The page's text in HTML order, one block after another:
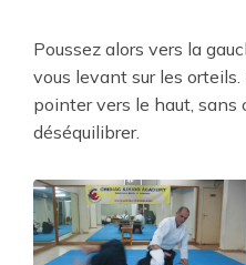
Poussez alors vers la
vous levant sur les orteils.
pointer vers le haut, sans
déséquilibrer.